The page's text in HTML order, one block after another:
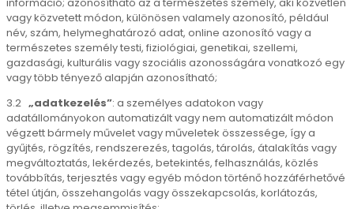
információ; azonosítható az a természetes személy, aki közvetlen
vagy közvetett módon, különösen valamely azonosító, például
név, szám, helymeghatározó adat, online azonosító vagy a
természetes személy testi, fiziológiai, genetikai, szellemi,
gazdasági, kulturális vagy szociális azonosságára vonatkozó egy
vagy több tényező alapján azonosítható;
3.2 „adatkezelés”: a személyes adatokon vagy
adatállományokon automatizált vagy nem automatizált módon
végzett bármely művelet vagy műveletek összessége, így a
gyűjtés, rögzítés, rendszerezés, tagolás, tárolás, átalakítás vagy
megváltoztatás, lekérdezés, betekintés, felhasználás, közlés
továbbítás, terjesztés vagy egyéb módon történő hozzáférhetővé
tétel útján, összehangolás vagy összekapcsolás, korlátozás,